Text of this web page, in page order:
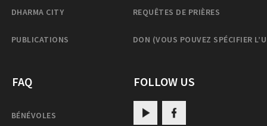
DHARMA CITY
PUBLICATIONS
REQUÊTES DE PRIÈRES
DON (VOUS POUVEZ SPÉCIFIER
FAQ
BÉNÉVOLES
FOLLOW US